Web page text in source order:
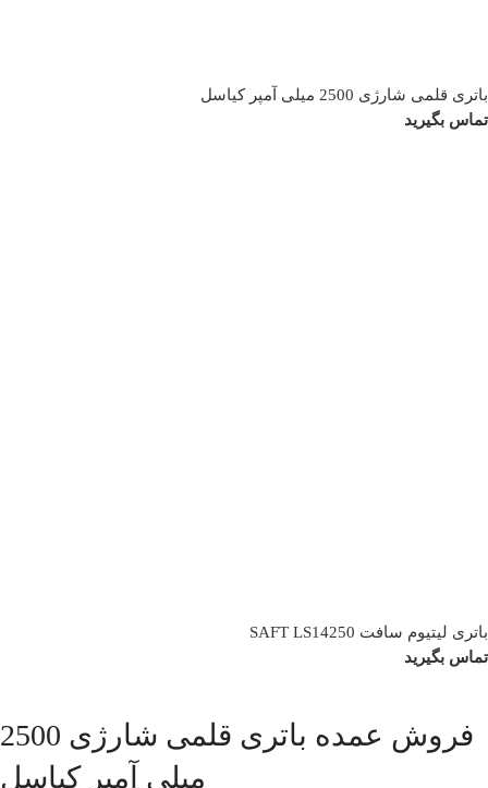
باتری قلمی شارژی 2500 میلی آمپر کیاسل
تماس بگیرید
باتری لیتیوم سافت SAFT LS14250
تماس بگیرید
فروش عمده باتری قلمی شارژی 2500
میلی آمپر کیاسل